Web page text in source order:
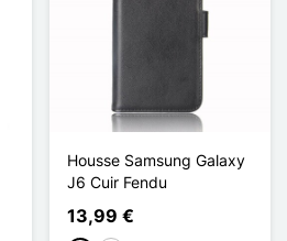
Housse Samsung Galaxy
J6 Cuir Fendu
13,99 €